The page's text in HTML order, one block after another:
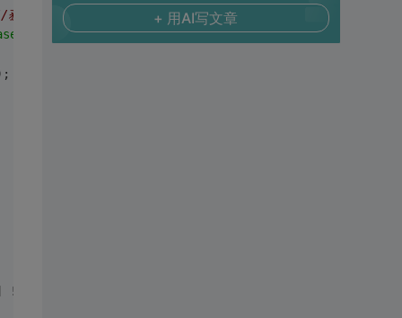
得节点
!= null)
+ 用AI写文章